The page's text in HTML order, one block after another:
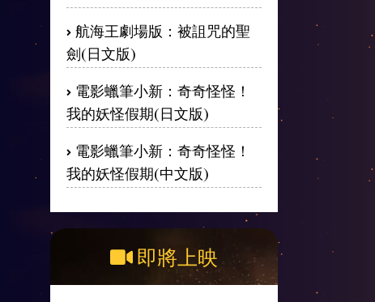
航海王劇場版：被詛咒的聖
劍(日文版)
電影蠟筆小新：奇奇怪怪！
我的妖怪假期(日文版)
電影蠟筆小新：奇奇怪怪！
我的妖怪假期(中文版)
即將上映